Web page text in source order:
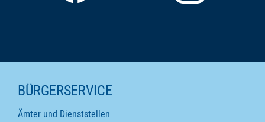
SEITENINHALTE
BÜRGERSERVICE
Ämter und Dienststellen